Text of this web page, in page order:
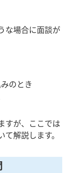
な場合に面談が
のとき
すが、ここでは
解説します。